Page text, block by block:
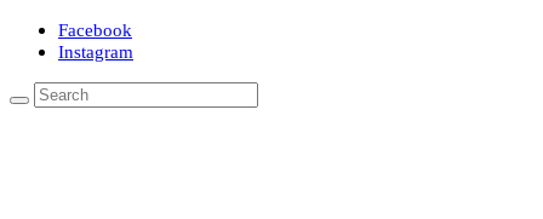
Facebook
Instagram